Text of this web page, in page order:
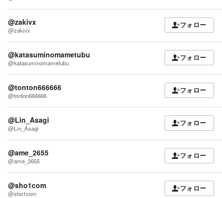
@zakivx
@zakivx
フォロー
@katasuminomametubu
@katasuminomametubu
フォロー
@tonton666666
@tonton666666
フォロー
@Lin_Asagi
@Lin_Asagi
フォロー
@ame_2655
@ame_2655
フォロー
@sho1com
@sho1com
フォロー